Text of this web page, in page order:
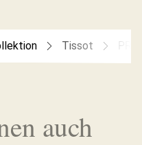
Tissot
auch